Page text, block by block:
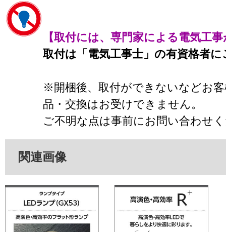
【取付には、専門家による電気工
取付は「電気工事士」の有資格者
※開梱後、取付ができないなどお
品・交換はお受けできません。
ご不明な点は事前にお問い合わせ
関連画像